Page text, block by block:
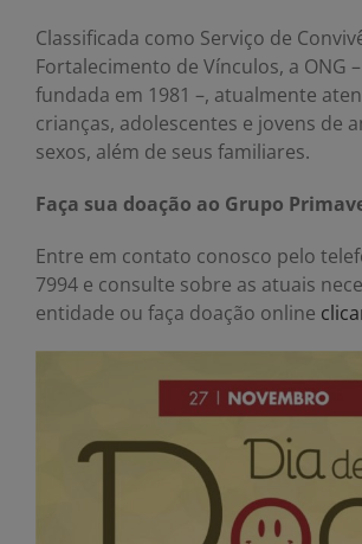
Classificada como Serviço de
Fortalecimento de Vínculos, a ONG
fundada em 1981 –, atualmente
crianças, adolescentes e jovens de
sexos, além de seus familiares.
Faça sua doação ao Grupo
Entre em contato conosco pelo
7994 e consulte sobre as atuais
entidade ou faça doação online